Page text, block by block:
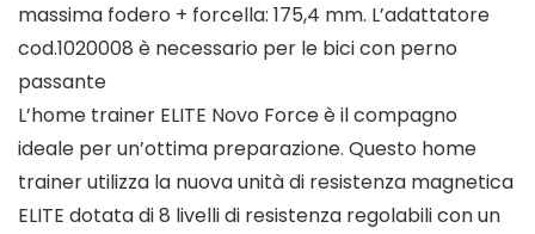
massima fodero + forcella: 175,4 mm. L’adattatore
cod.1020008 è necessario per le bici con perno
passante
L’home trainer ELITE Novo Force è il compagno
ideale per un’ottima preparazione. Questo home
trainer utilizza la nuova unità di resistenza magnetica
ELITE dotata di 8 livelli di resistenza regolabili con un